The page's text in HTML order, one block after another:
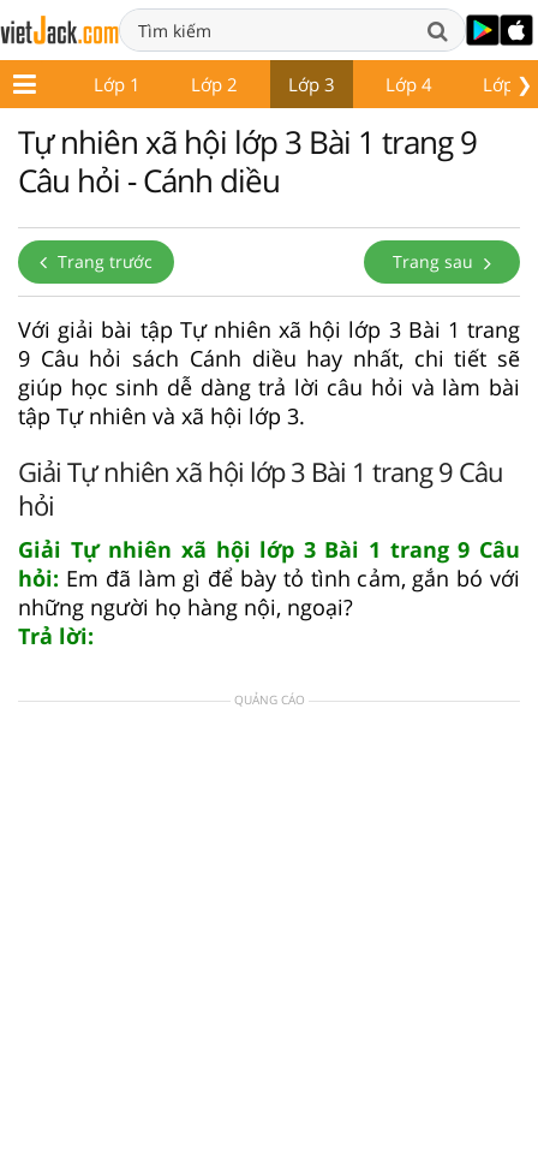
❯
Lớp 1 Lớp 2 Lớp 3 Lớp 4 Lớp 5
Tự nhiên xã hội lớp 3 Bài 1 trang 9
Câu hỏi - Cánh diều
Trang trước Trang sau
Với giải bài tập Tự nhiên xã hội lớp 3 Bài 1 trang
9 Câu hỏi sách Cánh diều hay nhất, chi tiết sẽ
giúp học sinh dễ dàng trả lời câu hỏi và làm bài
tập Tự nhiên và xã hội lớp 3.
Giải Tự nhiên xã hội lớp 3 Bài 1 trang 9 Câu
hỏi
Giải Tự nhiên xã hội lớp 3 Bài 1 trang 9 Câu
hỏi: Em đã làm gì để bày tỏ tình cảm, gắn bó với
những người họ hàng nội, ngoại?
Trả lời:
QUẢNG CÁO